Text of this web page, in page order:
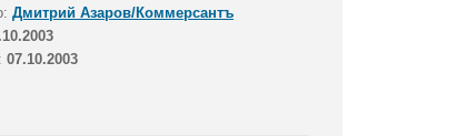
Дмитрий Азаров/Коммерсантъ
07.10.2003